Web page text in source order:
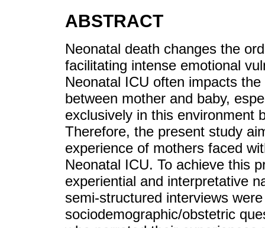
ABSTRACT
Neonatal death changes the
facilitating intense emotional
Neonatal ICU often impacts
between mother and baby,
exclusively in this environment
Therefore, the present study
experience of mothers faced
Neonatal ICU. To achieve this
experiential and interpretative
semi-structured interviews
sociodemographic/obstetric